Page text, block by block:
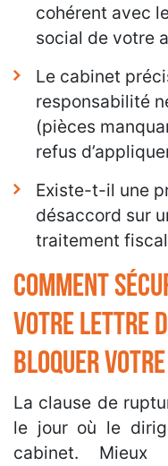
cohérent avec
social de votre
Le cabinet
responsabilité
(pièces
refus
Existe-t-il une
désaccord sur
traitement
Comment
votre lettre
bloquer
La clause de
le jour où le
cabinet. Mieux